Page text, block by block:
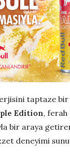
taptaze
Edition, ferah
bir araya
deneyimi